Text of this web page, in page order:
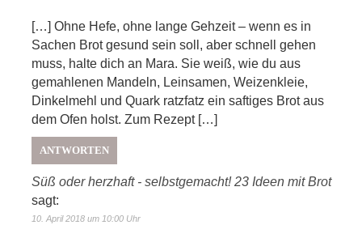
[…] Ohne Hefe, ohne lange Gehzeit – wenn es in
Sachen Brot gesund sein soll, aber schnell gehen
muss, halte dich an Mara. Sie weiß, wie du aus
gemahlenen Mandeln, Leinsamen, Weizenkleie,
Dinkelmehl und Quark ratzfatz ein saftiges Brot aus
dem Ofen holst. Zum Rezept […]
ANTWORTEN
Süß oder herzhaft - selbstgemacht! 23 Ideen mit Brot
sagt:
10. April 2018 um 10:00 Uhr